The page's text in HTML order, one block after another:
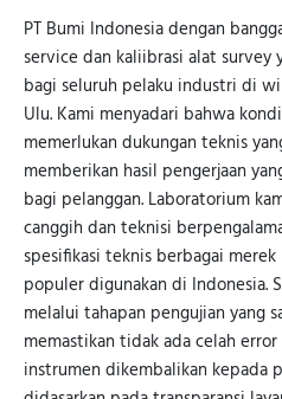
PT Bumi Indonesia dengan
service dan kaliibrasi alat survey
bagi seluruh pelaku industri di
Ulu. Kami menyadari bahwa
memerlukan dukungan teknis
memberikan hasil pengerjaan
bagi pelanggan. Laboratorium
canggih dan teknisi
spesifikasi teknis berbagai
populer digunakan di Indonesia.
melalui tahapan pengujian yang
memastikan tidak ada celah
instrumen dikembalikan kepada